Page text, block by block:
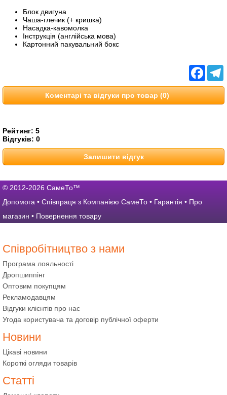
Блок двигуна
Чаша-глечик (+ кришка)
Насадка-кавомолка
Інструкція (англійська мова)
Картонний пакувальний бокс
Коментарі та відгуки про товар (0)
Рейтинг: 5
Відгуків: 0
Залишити відгук
© 2012-2026 СамеТо™
Допомога • Співпраця з Компанією СамеТо • Гарантія • Про
магазин • Повернення товару
Співробітництво з нами
Програма лояльності
Дропшиппінг
Оптовим покупцям
Рекламодавцям
Відгуки клієнтів про нас
Угода користувача та договір публічної оферти
Новини
Цікаві новини
Короткі огляди товарів
Статті